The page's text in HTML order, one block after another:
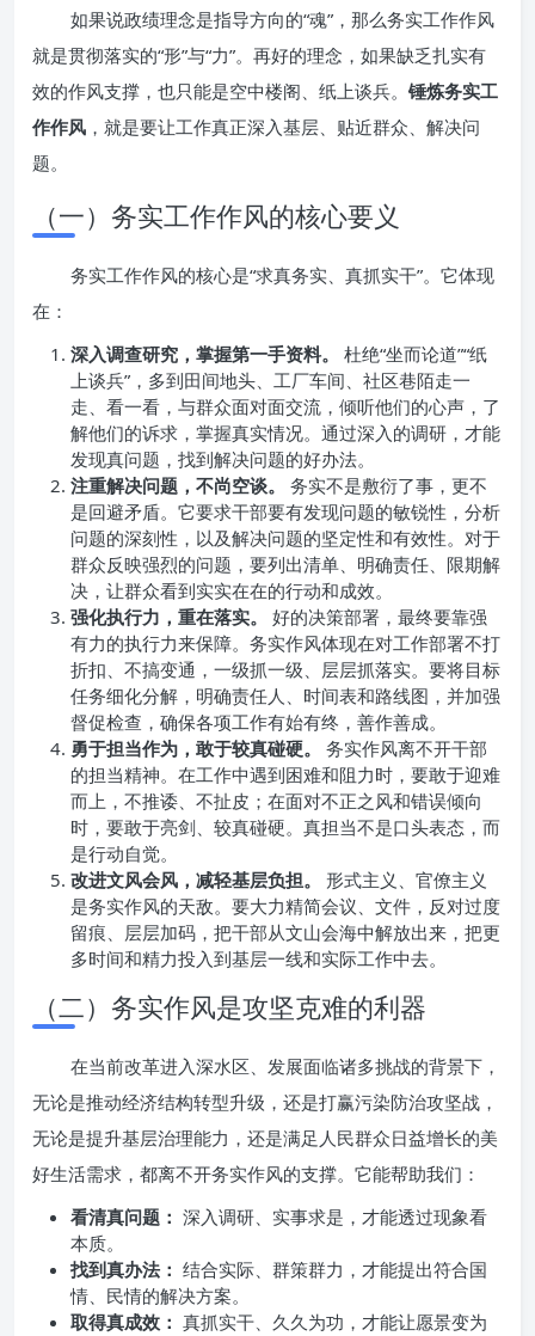
如果说政绩理念是指导方向的“魂”，那么务实工作作风
就是贯彻落实的“形”与“力”。再好的理念，如果缺乏扎实有
效的作风支撑，也只能是空中楼阁、纸上谈兵。 锤炼务实工
作作风 ，就是要让工作真正深入基层、贴近群众、解决问
题。
（一）务实工作作风的核心要义
务实工作作风的核心是“求真务实、真抓实干”。它体现
在：
深入调查研究，掌握第一手资料。
杜绝“坐而论道”“纸
上谈兵”，多到田间地头、工厂车间、社区巷陌走一
走、看一看，与群众面对面交流，倾听他们的心声，了
解他们的诉求，掌握真实情况。通过深入的调研，才能
发现真问题，找到解决问题的好办法。
注重解决问题，不尚空谈。
务实不是敷衍了事，更不
是回避矛盾。它要求干部要有发现问题的敏锐性，分析
问题的深刻性，以及解决问题的坚定性和有效性。对于
群众反映强烈的问题，要列出清单、明确责任、限期解
决，让群众看到实实在在的行动和成效。
强化执行力，重在落实。
好的决策部署，最终要靠强
有力的执行力来保障。务实作风体现在对工作部署不打
折扣、不搞变通，一级抓一级、层层抓落实。要将目标
任务细化分解，明确责任人、时间表和路线图，并加强
督促检查，确保各项工作有始有终，善作善成。
勇于担当作为，敢于较真碰硬。
务实作风离不开干部
的担当精神。在工作中遇到困难和阻力时，要敢于迎难
而上，不推诿、不扯皮；在面对不正之风和错误倾向
时，要敢于亮剑、较真碰硬。真担当不是口头表态，而
是行动自觉。
改进文风会风，减轻基层负担。
形式主义、官僚主义
是务实作风的天敌。要大力精简会议、文件，反对过度
留痕、层层加码，把干部从文山会海中解放出来，把更
多时间和精力投入到基层一线和实际工作中去。
（二）务实作风是攻坚克难的利器
在当前改革进入深水区、发展面临诸多挑战的背景下，
无论是推动经济结构转型升级，还是打赢污染防治攻坚战，
无论是提升基层治理能力，还是满足人民群众日益增长的美
好生活需求，都离不开务实作风的支撑。它能帮助我们：
看清真问题： 深入调研、实事求是，才能透过现象看
本质。
找到真办法： 结合实际、群策群力，才能提出符合国
情、民情的解决方案。
取得真成效： 真抓实干、久久为功，才能让愿景变为